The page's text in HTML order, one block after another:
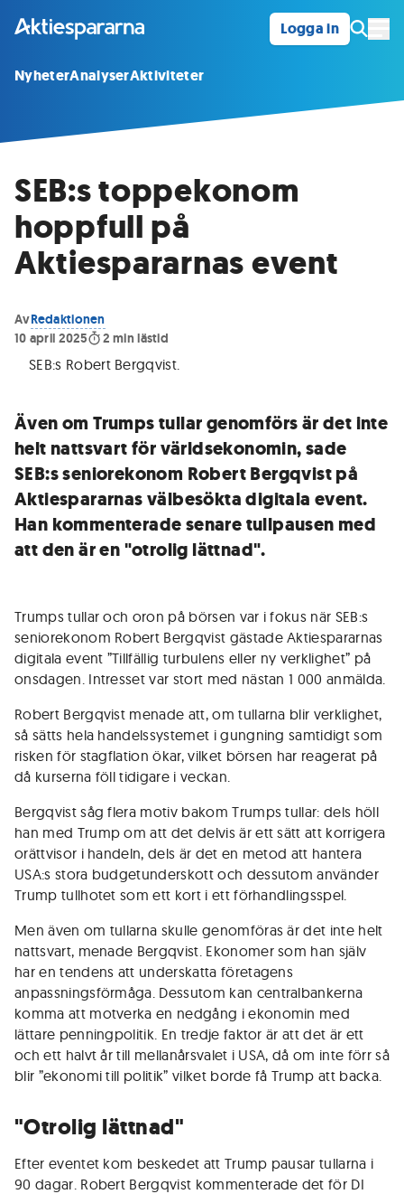
Logga in
NyheterAnalyserAktiviteter
SEB:s toppekonom
hoppfull på
Aktiespararnas event
AvRedaktionen
10 april 2025
2 min lästid
SEB:s Robert Bergqvist.
Även om Trumps tullar genomförs är det inte
helt nattsvart för världsekonomin, sade
SEB:s seniorekonom Robert Bergqvist på
Aktiespararnas välbesökta digitala event.
Han kommenterade senare tullpausen med
att den är en "otrolig lättnad".
Trumps tullar och oron på börsen var i fokus när SEB:s
seniorekonom Robert Bergqvist gästade Aktiespararnas
digitala event ”Tillfällig turbulens eller ny verklighet” på
onsdagen. Intresset var stort med nästan 1 000 anmälda.
Robert Bergqvist menade att, om tullarna blir verklighet,
så sätts hela handelssystemet i gungning samtidigt som
risken för stagflation ökar, vilket börsen har reagerat på
då kurserna föll tidigare i veckan.
Bergqvist såg flera motiv bakom Trumps tullar: dels höll
han med Trump om att det delvis är ett sätt att korrigera
orättvisor i handeln, dels är det en metod att hantera
USA:s stora budgetunderskott och dessutom använder
Trump tullhotet som ett kort i ett förhandlingsspel.
Men även om tullarna skulle genomföras är det inte helt
nattsvart, menade Bergqvist. Ekonomer som han själv
har en tendens att underskatta företagens
anpassningsförmåga. Dessutom kan centralbankerna
komma att motverka en nedgång i ekonomin med
lättare penningpolitik. En tredje faktor är att det är ett
och ett halvt år till mellanårsvalet i USA, då om inte förr så
blir ”ekonomi till politik” vilket borde få Trump att backa.
"Otrolig lättnad"
Efter eventet kom beskedet att Trump pausar tullarna i
90 dagar. Robert Bergqvist kommenterade det för DI